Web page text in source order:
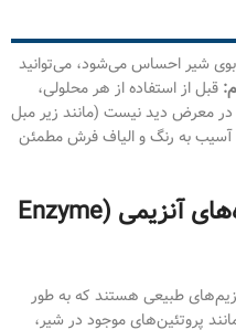
بوی شیر احساس می‌شود، می‌توانید
قبل از استفاده از هر محلولی،
معرض دید نیست (مانند زیر مبل
آسیب به رنگ و الیاف فرش مطمئن
اول: استفاده از پاک‌کننده‌های آنزیمی (Enzyme
طبیعی هستند که به طور
پروتئین‌های موجود در شیر،